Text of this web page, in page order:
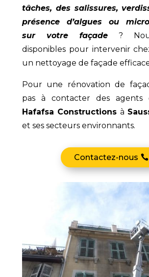
tâches, des salissures,
présence d’algues ou
sur votre façade?
disponibles pour intervenir
un nettoyage de façade
Pour une rénovation de
pas à contacter des agents
Hafafsa Constructions à
et ses secteurs environnants.
Contactez-nous